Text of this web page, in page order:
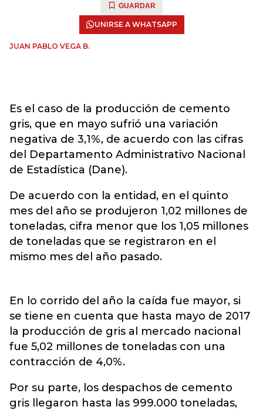
GUARDAR
UNIRSE A WHATSAPP
JUAN PABLO VEGA B.
Es el caso de la producción de cemento
gris, que en mayo sufrió una variación
negativa de 3,1%, de acuerdo con las cifras
del Departamento Administrativo Nacional
de Estadística (Dane).
De acuerdo con la entidad, en el quinto
mes del año se produjeron 1,02 millones de
toneladas, cifra menor que los 1,05 millones
de toneladas que se registraron en el
mismo mes del año pasado.
En lo corrido del año la caída fue mayor, si
se tiene en cuenta que hasta mayo de 2017
la producción de gris al mercado nacional
fue 5,02 millones de toneladas con una
contracción de 4,0%.
Por su parte, los despachos de cemento
gris llegaron hasta las 999.000 toneladas,